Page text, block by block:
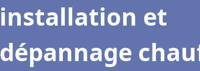
installation et
dépannage